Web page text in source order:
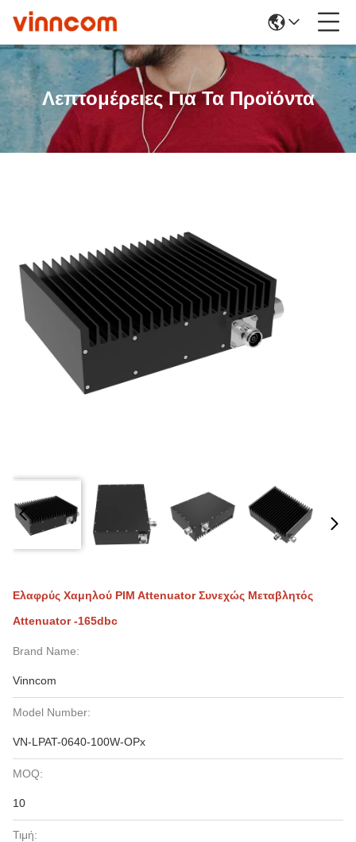
Λεπτομέρειες Για Τα Προϊόντα
Ελαφρύς Χαμηλού PIM Attenuator Συνεχώς Μεταβλητός
Attenuator -165dbc
Brand Name:
Vinncom
Model Number:
VN-LPAT-0640-100W-OPx
MOQ:
10
Τιμή: